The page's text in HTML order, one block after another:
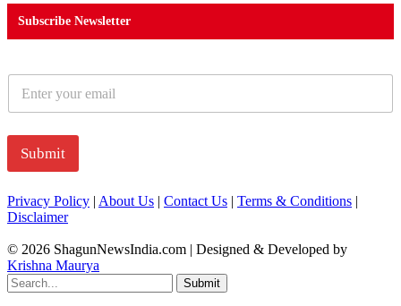
Subscribe Newsletter
a
i
*
Submit
Privacy Policy | About Us | Contact Us | Terms & Conditions |
Disclaimer
© 2026 ShagunNewsIndia.com | Designed & Developed by
Krishna Maurya
Submit